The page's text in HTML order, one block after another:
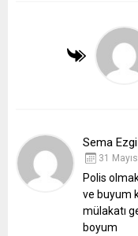
Sema Ezgi
31
Polis
ve buyum
mülakatı
boyum